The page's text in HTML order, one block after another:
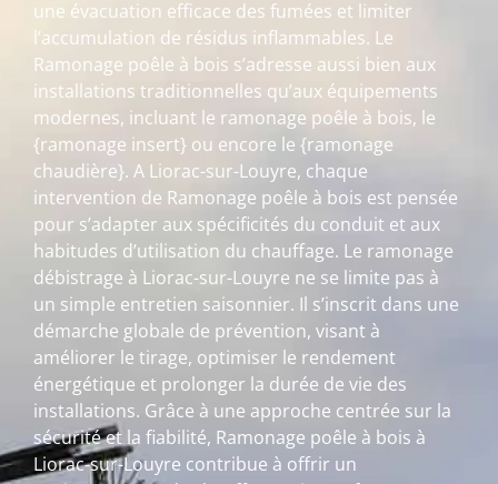
une évacuation efficace des fumées et limiter
l’accumulation de résidus inflammables. Le
Ramonage poêle à bois s’adresse aussi bien aux
installations traditionnelles qu’aux équipements
modernes, incluant le ramonage poêle à bois, le
{ramonage insert} ou encore le {ramonage
chaudière}. A Liorac-sur-Louyre, chaque
intervention de Ramonage poêle à bois est pensée
pour s’adapter aux spécificités du conduit et aux
habitudes d’utilisation du chauffage. Le ramonage
débistrage à Liorac-sur-Louyre ne se limite pas à
un simple entretien saisonnier. Il s’inscrit dans une
démarche globale de prévention, visant à
améliorer le tirage, optimiser le rendement
énergétique et prolonger la durée de vie des
installations. Grâce à une approche centrée sur la
sécurité et la fiabilité, Ramonage poêle à bois à
Liorac-sur-Louyre contribue à offrir un